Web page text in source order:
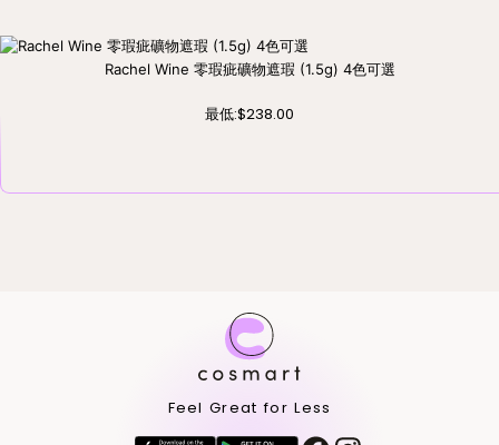
Rachel Wine 零瑕疵礦物遮瑕 (1.5g) 4色可選
最低:$238.00
Feel Great for Less